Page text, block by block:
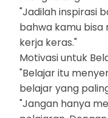
"Jadilah inspirasi
bahwa kamu bisa
kerja keras."
Motivasi untuk
"Belajar itu
belajar yang
"Jangan hanya